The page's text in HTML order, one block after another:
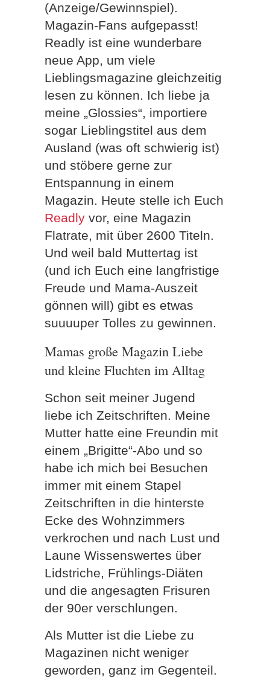
(Anzeige/Gewinnspiel).
Magazin-Fans aufgepasst!
Readly ist eine wunderbare
neue App, um viele
Lieblingsmagazine gleichzeitig
lesen zu können. Ich liebe ja
meine „Glossies“, importiere
sogar Lieblingstitel aus dem
Ausland (was oft schwierig ist)
und stöbere gerne zur
Entspannung in einem
Magazin. Heute stelle ich Euch
Readly vor, eine Magazin
Flatrate, mit über 2600 Titeln.
Und weil bald Muttertag ist
(und ich Euch eine langfristige
Freude und Mama-Auszeit
gönnen will) gibt es etwas
suuuuper Tolles zu gewinnen.
Mamas große Magazin Liebe
und kleine Fluchten im Alltag
Schon seit meiner Jugend
liebe ich Zeitschriften. Meine
Mutter hatte eine Freundin mit
einem „Brigitte“-Abo und so
habe ich mich bei Besuchen
immer mit einem Stapel
Zeitschriften in die hinterste
Ecke des Wohnzimmers
verkrochen und nach Lust und
Laune Wissenswertes über
Lidstriche, Frühlings-Diäten
und die angesagten Frisuren
der 90er verschlungen.
Als Mutter ist die Liebe zu
Magazinen nicht weniger
geworden, ganz im Gegenteil.